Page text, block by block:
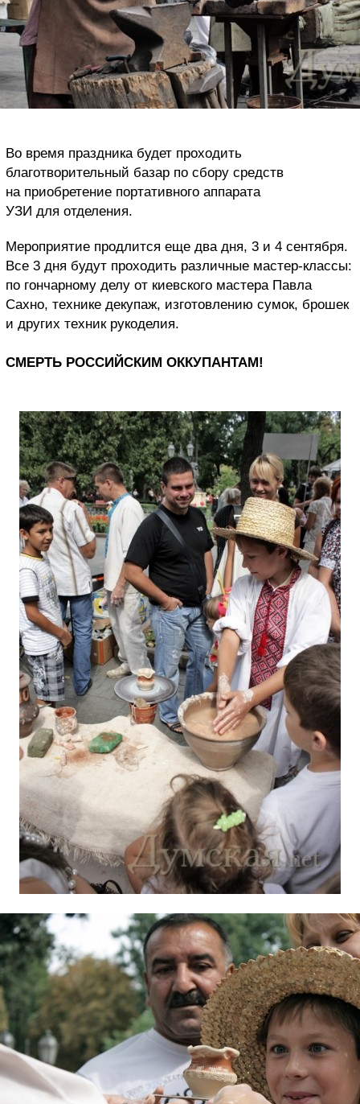
Во время праздника будет проходить
благотворительный базар по сбору средств
на приобретение портативного аппарата
УЗИ для отделения.
Мероприятие продлится еще два дня, 3 и 4 сентября.
Все 3 дня будут проходить различные мастер-классы:
по гончарному делу от киевского мастера Павла
Сахно, технике декупаж, изготовлению сумок, брошек
и других техник рукоделия.
СМЕРТЬ РОССИЙСКИМ ОККУПАНТАМ!